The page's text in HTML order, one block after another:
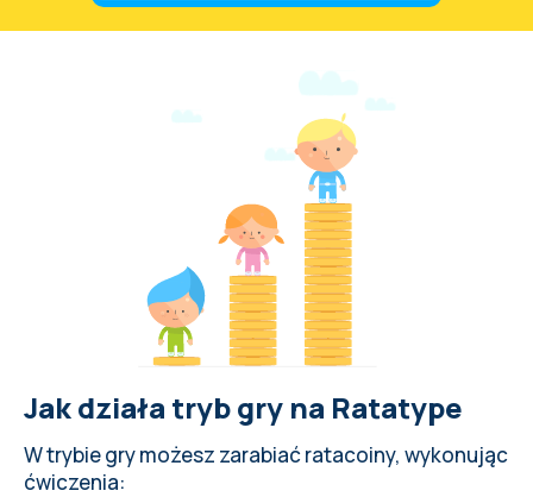
Jak działa tryb gry na Ratatype
W trybie gry możesz zarabiać ratacoiny, wykonując
ćwiczenia: